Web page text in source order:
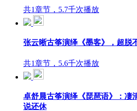
共1章节，5.7千次播放
张云晰古筝演绎《墨客》，超脱
共1章节，5.6千次播放
卓舒晨古筝演绎《琵琶语》：凄
说还休